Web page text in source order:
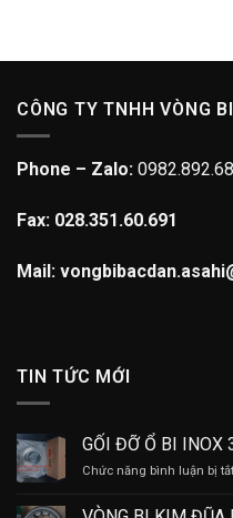
CÔNG TY TNHH VÒNG
Phone – Zalo:
Fax: 028.351.60.691
Mail:
TIN TỨC MỚI
GỐI ĐỠ Ổ BI INOX
Chức năng bình luận bị tắt